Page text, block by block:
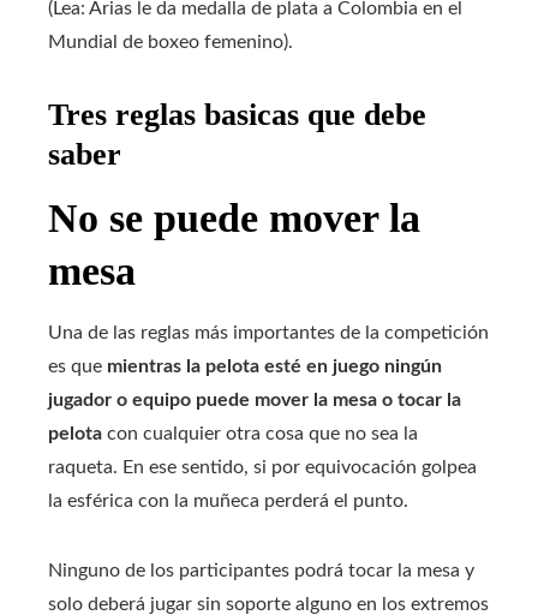
(Lea: Arias le da medalla de plata a Colombia en el
Mundial de boxeo femenino).
Tres reglas basicas que debe
saber
No se puede mover la
mesa
Una de las reglas más importantes de la competición
es que mientras la pelota esté en juego ningún
jugador o equipo puede mover la mesa o tocar la
pelota con cualquier otra cosa que no sea la
raqueta. En ese sentido, si por equivocación golpea
la esférica con la muñeca perderá el punto.
Ninguno de los participantes podrá tocar la mesa y
solo deberá jugar sin soporte alguno en los extremos